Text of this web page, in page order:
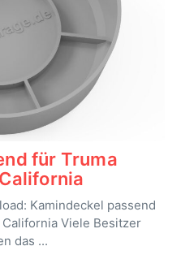
für Truma
Kamindeckel passend
Viele Besitzer
das ...